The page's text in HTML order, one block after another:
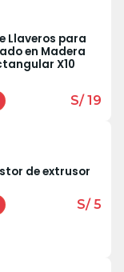
Llaveros para
en Madera
X10
S/ 19
de extrusor
S/ 5